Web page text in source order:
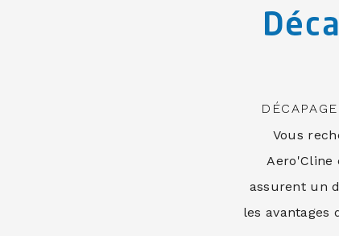
Vous
Aero'Cline
assurent un
les avantages